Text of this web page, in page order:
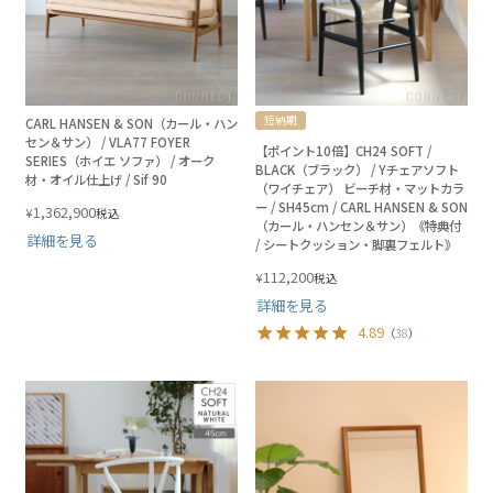
CARL HANSEN & SON（カール・ハン
セン＆サン） / VLA77 FOYER
SERIES（ホイエ ソファ） / オーク
材・オイル仕上げ / Sif 90
¥1,362,900税込
詳細を見る
短納期
【ポイント10倍】CH24 SOFT /
BLACK（ブラック） / Yチェアソフト
（ワイチェア） ビーチ材・マットカラ
ー / SH45cm / CARL HANSEN & SON
（カール・ハンセン＆サン）《特典付
/ シートクッション・脚裏フェルト》
¥112,200税込
詳細を見る
4.89 （38）